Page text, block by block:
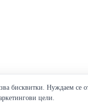
бисквитки. Нуждаем се
цели.